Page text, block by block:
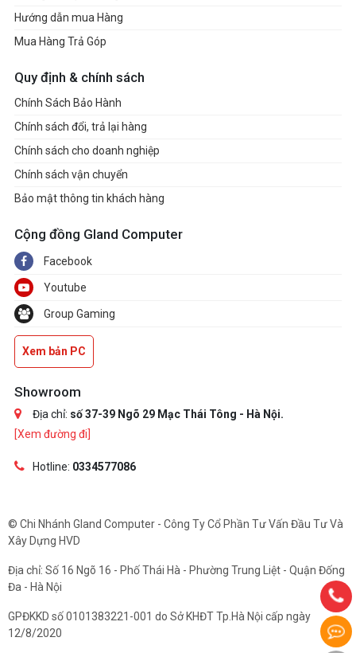
Hướng dẫn mua Hàng
Mua Hàng Trả Góp
Quy định & chính sách
Chính Sách Bảo Hành
Chính sách đổi, trả lại hàng
Chính sách cho doanh nghiệp
Chính sách vận chuyển
Bảo mật thông tin khách hàng
Cộng đồng Gland Computer
Facebook
Youtube
Group Gaming
Xem bản PC
Showroom
Địa chỉ: số 37-39 Ngõ 29 Mạc Thái Tông - Hà Nội.
[Xem đường đi]
Hotline: 0334577086
© Chi Nhánh Gland Computer - Công Ty Cổ Phần Tư Vấn Đầu Tư Và
Xây Dựng HVD
Địa chỉ: Số 16 Ngõ 16 - Phố Thái Hà - Phường Trung Liệt - Quận Đống
Đa - Hà Nội
GPĐKKD số 0101383221-001 do Sở KHĐT Tp.Hà Nội cấp ngày
12/8/2020